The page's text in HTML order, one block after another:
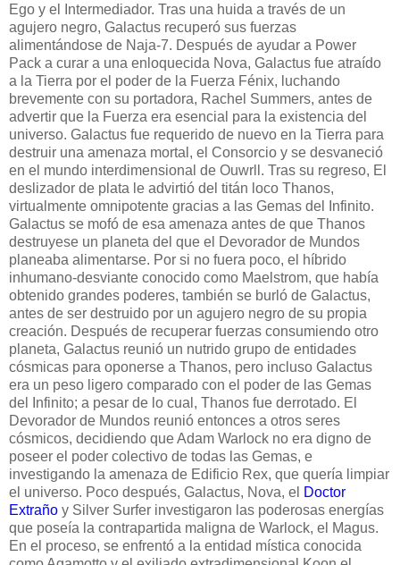
Ego y el Intermediador. Tras una huida a través de un
agujero negro, Galactus recuperó sus fuerzas
alimentándose de Naja-7. Después de ayudar a Power
Pack a curar a una enloquecida Nova, Galactus fue atraído
a la Tierra por el poder de la Fuerza Fénix, luchando
brevemente con su portadora, Rachel Summers, antes de
advertir que la Fuerza era esencial para la existencia del
universo. Galactus fue requerido de nuevo en la Tierra para
destruir una amenaza mortal, el Consorcio y se desvaneció
en el mundo interdimensional de Ouwrll. Tras su regreso, El
deslizador de plata le advirtió del titán loco Thanos,
virtualmente omnipotente gracias a las Gemas del Infinito.
Galactus se mofó de esa amenaza antes de que Thanos
destruyese un planeta del que el Devorador de Mundos
planeaba alimentarse. Por si no fuera poco, el híbrido
inhumano-desviante conocido como Maelstrom, que había
obtenido grandes poderes, también se burló de Galactus,
antes de ser destruido por un agujero negro de su propia
creación. Después de recuperar fuerzas consumiendo otro
planeta, Galactus reunió un nutrido grupo de entidades
cósmicas para oponerse a Thanos, pero incluso Galactus
era un peso ligero comparado con el poder de las Gemas
del Infinito; a pesar de lo cual, Thanos fue derrotado. El
Devorador de Mundos reunió entonces a otros seres
cósmicos, decidiendo que Adam Warlock no era digno de
poseer el poder colectivo de todas las Gemas, e
investigando la amenaza de Edificio Rex, que quería limpiar
el universo. Poco después, Galactus, Nova, el Doctor
Extraño y Silver Surfer investigaron las poderosas energías
que poseía la contrapartida maligna de Warlock, el Magus.
En el proceso, se enfrentó a la entidad mística conocida